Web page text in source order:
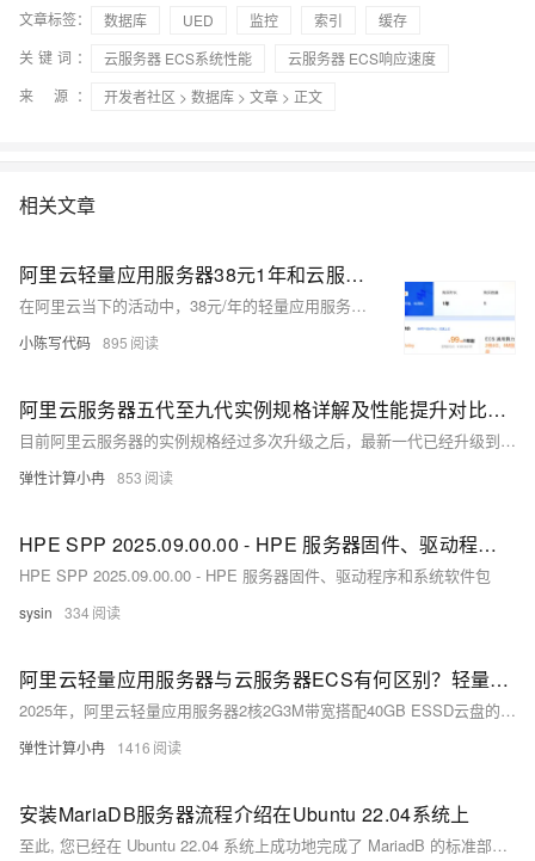
文章标签： 数据库 UED 监控 索引
缓存
关键词：
云服务器 ECS系统性能
云服务器 ECS响应速度
来 源：
开发者社区 > 数据库 > 文章 > 正文
相关文章
阿里云轻量应用服务器38元1年和云服务器99元1年怎么选？二者性能区别及选择参考
在阿里云当下的活动中，38元/年的轻量应用服务器与99元/年的云服务器ECS成为众多新用户的关注焦点。但是有部分用户并不是很清楚二者之间的区别，因此就不知道应该如何选择。接下来，笔者将为您详细剖析ECS云服务器与轻量应用服务器的差异，以供您参考和选择。
小陈写代码 895
阿里云服务器五代至九代实例规格详解及性能提升对比，场景适配与选择指南参考
目前阿里云服务器的实例规格经过多次升级之后，最新一代已经升级到第九代实例，当下主售的云服务器实例规格也以八代和九代云服务器为主，对于初次接触阿里云服务器实例规格的用户来说，可能并不是很清楚阿里云服务器五代、六代、七代、八代、九代实例有哪些，他们之间有何区别，下面小编为大家介绍下阿里云五代到九代云服务器实例规格分别有哪些以及每一代云服务器在性能方面具体有哪些提升，以供大家参考和了解。
弹性计算小冉 853
HPE SPP 2025.09.00.00 - HPE 服务器固件、驱动程序和系统软件包 （Released Oct 2025）
HPE SPP 2025.09.00.00 - HPE 服务器固件、驱动程序和系统软件包
sysin 334
阿里云轻量应用服务器与云服务器ECS有何区别？轻量应用服务器性能、优势与收费价格参考
2025年，阿里云轻量应用服务器2核2G3M带宽搭配40GB ESSD云盘的配置，每天10点和15点开启的抢购价只要38元1年，新用户非抢购专属优惠价也只要68元1年。对于一些初次接触阿里云轻量应用服务器的用户来说，可能不是很清楚它与云服务器ECS有什么不同？选择轻量应用服务器有哪些优势，本文为大家介绍轻量应用服务器的性能、适用场景、优势、收费标准以及与云服务器ECS之间的区别，以供参考。
弹性计算小冉 1416
安装MariaDB服务器流程介绍在Ubuntu 22.04系统上
至此, 您已经在 Ubuntu 22.04 系统上成功地完成了 MariadB 的标准部署流程，并且对其进行基础但重要地初步配置加固工作。通过以上简洁明快且实用性强大地操作流程, 您现在拥有一个待定制与使用地强大 SQL 数据库管理系统。